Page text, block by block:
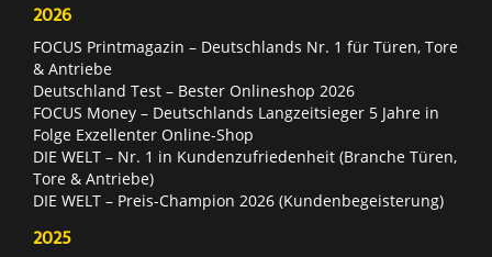
2026
FOCUS Printmagazin – Deutschlands Nr. 1 für Türen, Tore
& Antriebe
Deutschland Test – Bester Onlineshop 2026
FOCUS Money – Deutschlands Langzeitsieger 5 Jahre in
Folge Exzellenter Online-Shop
DIE WELT – Nr. 1 in Kundenzufriedenheit (Branche Türen,
Tore & Antriebe)
DIE WELT – Preis-Champion 2026 (Kundenbegeisterung)
2025